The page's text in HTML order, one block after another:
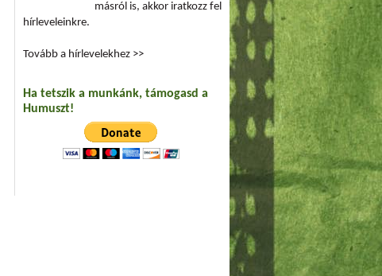
másról is, akkor iratkozz fel
hírleveleinkre.
Tovább a hírlevelekhez >>
Ha tetszik a munkánk, támogasd a
Humuszt!